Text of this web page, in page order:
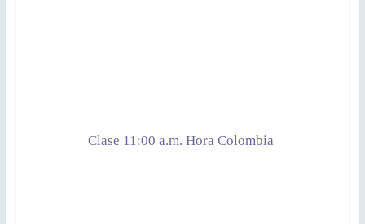
Clase 11:00 a.m. Hora Colombia